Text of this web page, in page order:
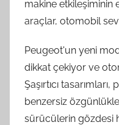
makine
araçlar, otomobil
Peugeot'un yeni
dikkat çekiyor ve
Şaşırtıcı
benzersiz
sürücülerin gözdesi